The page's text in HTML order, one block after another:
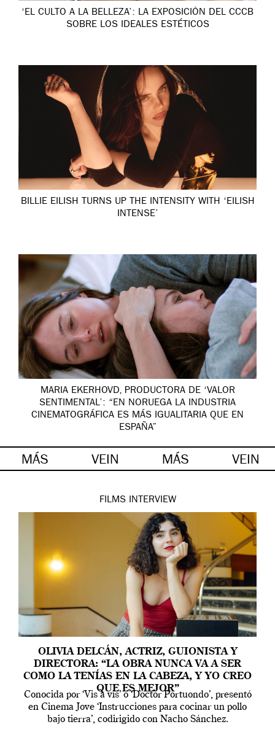
‘EL CULTO A LA BELLEZA’: LA EXPOSICIÓN DEL CCCB
SOBRE LOS IDEALES ESTÉTICOS
BILLIE EILISH TURNS UP THE INTENSITY WITH ‘EILISH
INTENSE’
MARIA EKERHOVD, PRODUCTORA DE ‘VALOR
SENTIMENTAL’: “EN NORUEGA LA INDUSTRIA
CINEMATOGRÁFICA ES MÁS IGUALITARIA QUE EN
ESPAÑA”
MÁS VEIN MÁS VEIN
FILMS INTERVIEW
OLIVIA DELCÁN, ACTRIZ, GUIONISTA Y
DIRECTORA: “LA OBRA NUNCA VA A SER
COMO LA TENÍAS EN LA CABEZA, Y YO CREO
QUE ES MEJOR”
Conocida por ‘Vis a vis’ o ‘Doctor Portuondo’, presentó
en Cinema Jove ‘Instrucciones para cocinar un pollo
bajo tierra’, codirigido con Nacho Sánchez.